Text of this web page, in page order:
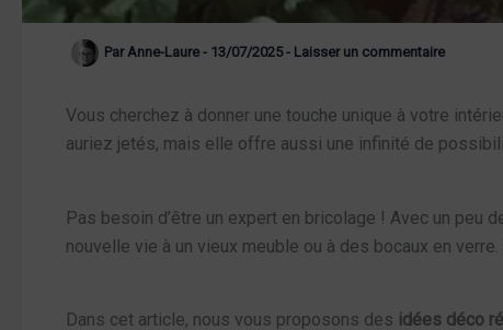
Par Anne-Laure- 13/07/2025- Laisser un commentaire
Vous cherchez à donner une touche unique à votre
auriez jetés, mais elle offre aussi une infinité de
Pas besoin d’être un expert en bricolage ! Avec un
nouvelle vie à un vieux meuble ou à des bocaux en
Dans cet article, nous vous proposons des idées déco